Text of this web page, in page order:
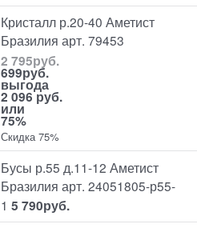
Кристалл р.20-40 Аметист
Бразилия арт. 79453
2 795руб.
699руб.
выгода
2 096 руб.
или
75%
Скидка 75%
Бусы р.55 д.11-12 Аметист
Бразилия арт. 24051805-р55-
1 5 790руб.